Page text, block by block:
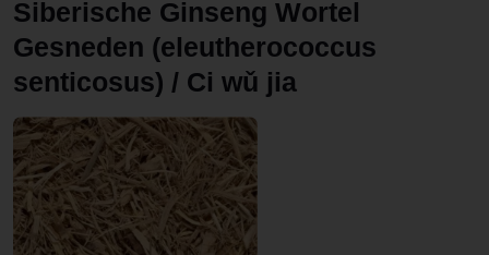
Siberische Ginseng Wortel
Gesneden (eleutherococcus
senticosus) / Ci wǔ jia